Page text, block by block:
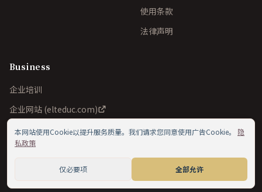
使用条款
法律声明
Business
企业培训
企业网站 (elteduc.com)
ELT Education Inc./ELT School of English Ltd.. All
rights reserved.
本网站使用Cookie以提升服务质量。我们请求您同意使用广告Cookie。
隐
私政策
仅必要项 全部允许